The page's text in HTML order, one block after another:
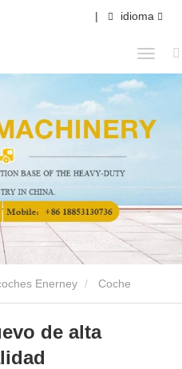
| idioma
Enerney
alta calidadde alta